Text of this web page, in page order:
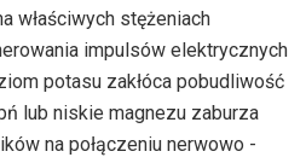
właściwych stężeniach
impulsów elektrycznych
potasu zakłóca pobudliwość
lub niskie magnezu zaburza
na połączeniu nerwowo -